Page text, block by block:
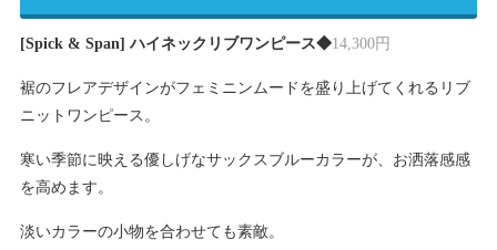
[Spick & Span] ハイネックリブワンピース◆14,300円
裾のフレアデザインがフェミニンムードを盛り上げてくれるリブ
ニットワンピース。
寒い季節に映える優しげなサックスブルーカラーが、お洒落感感
を高めます。
淡いカラーの小物を合わせても素敵。